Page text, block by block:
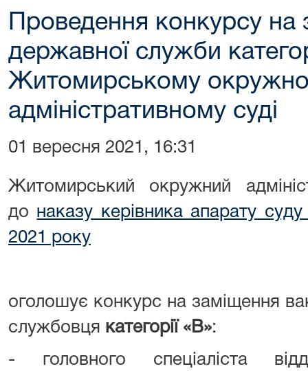
Проведення конкурсу на
державної служби
Житомирському
адміністративному суді
01 вересня 2021, 16:31
Житомирський окружний
до наказу керівника апарату
2021 року
оголошує конкурс на заміщення
службовця категорії «В»:
- головного спеціаліста